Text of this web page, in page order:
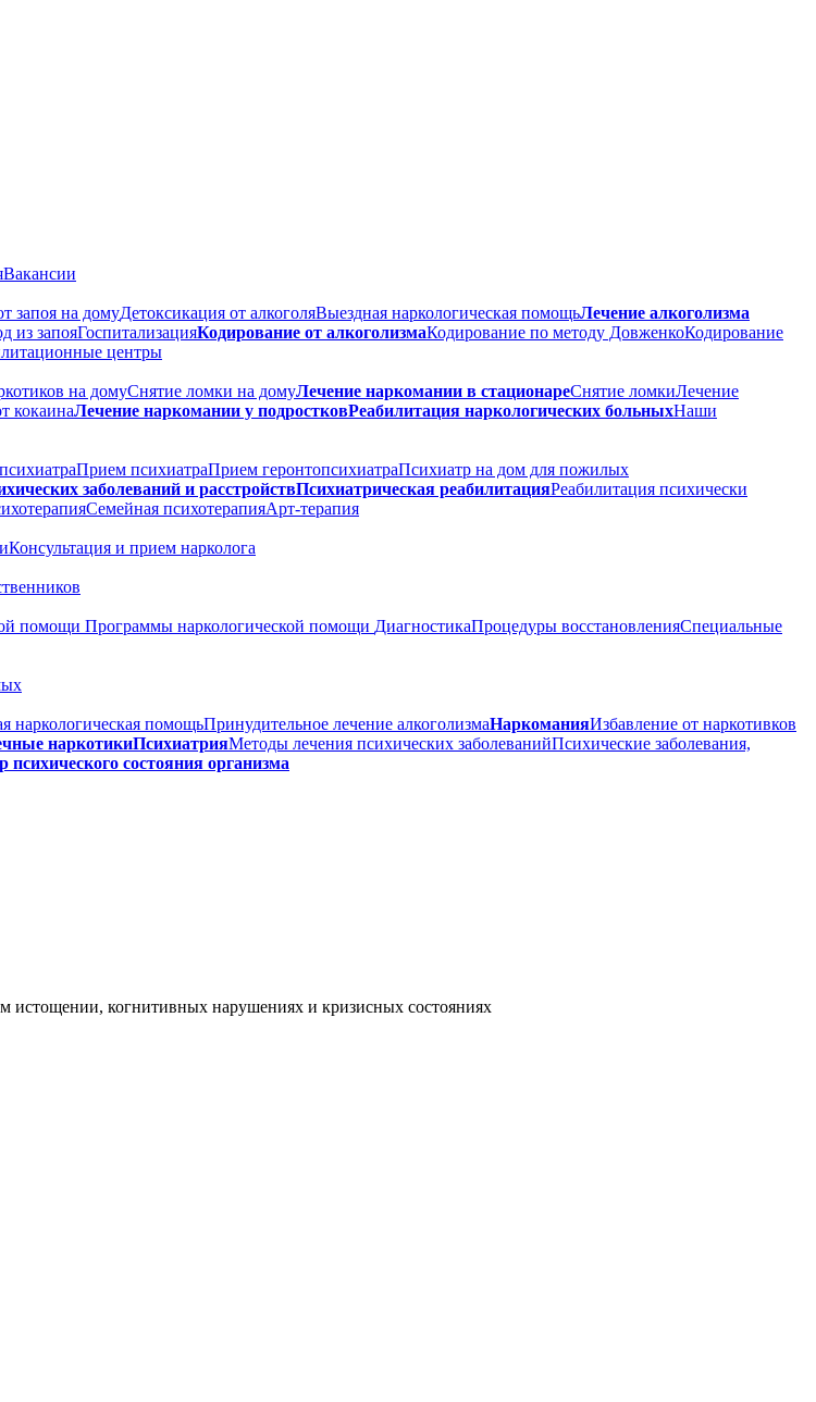
Вакансии
запоя на домуДетоксикация от алкоголяВыездная наркологическая помощьЛечение алкоголизма
из запояГоспитализацияКодирование от алкоголизмаКодирование по методу ДовженкоКодирование
центры
на домуСнятие ломки на домуЛечение наркомании в стационареСнятие ломкиЛечение
кокаинаЛечение наркомании у подростковРеабилитация наркологических больныхНаши
Прием психиатраПрием геронтопсихиатраПсихиатр на дом для пожилых
заболеваний и расстройствПсихиатрическая реабилитацияРеабилитация психически
Семейная психотерапияАрт-терапия
Консультация и прием нарколога
помощи Программы наркологической помощи ДиагностикаПроцедуры восстановленияСпециальные
наркологическая помощьПринудительное лечение алкоголизмаНаркоманияИзбавление от наркотивков
наркотикиПсихиатрияМетоды лечения психических заболеванийПсихические заболевания,
психического состояния организма
истощении, когнитивных нарушениях и кризисных состояниях